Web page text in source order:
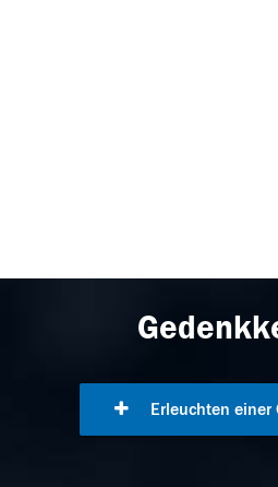
Erleuchten einer